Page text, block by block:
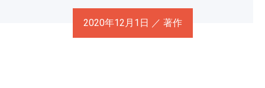
2020年12月1日 ／ 著作